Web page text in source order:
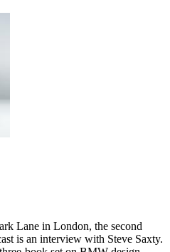
Lane in London, the second
is an interview with Steve Saxty.